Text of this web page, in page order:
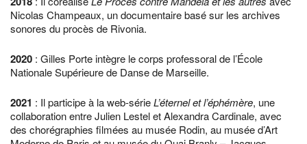
Nicolas Champeaux, un documentaire basé sur les archives
sonores du procès de Rivonia.
2020 : Gilles Porte intègre le corps professoral de l’École
Nationale Supérieure de Danse de Marseille.
2021 : Il participe à la web-sérieL’éternel et l’éphémère, une
collaboration entre Julien Lestel et Alexandra Cardinale, avec
des chorégraphies filmées au musée Rodin, au musée d’Art